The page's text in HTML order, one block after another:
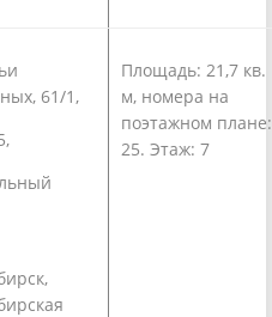
61/1,
Площадь: 21,7 кв.
м, номера на
поэтажном плане:
25. Этаж: 7